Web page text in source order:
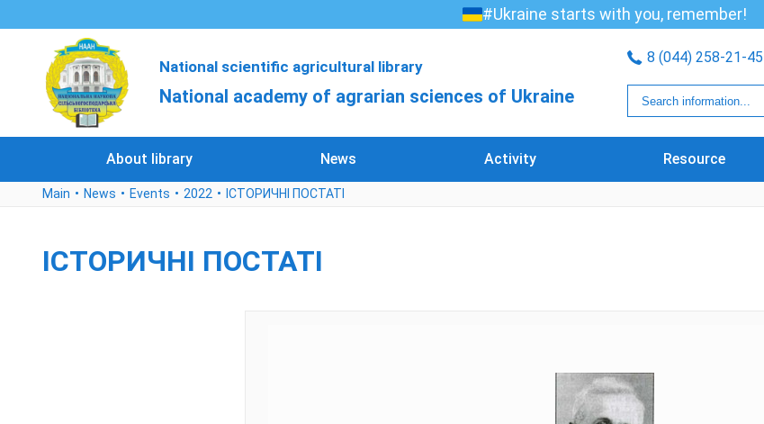
#Ukraine starts with you, remember!
National scientific agricultural library
National academy of agrarian sciences of Ukraine
8 (044) 258-21-45
About library News Activity Resource
Main News Events 2022 ІСТОРИЧНІ ПОСТАТІ
ІСТОРИЧНІ ПОСТАТІ